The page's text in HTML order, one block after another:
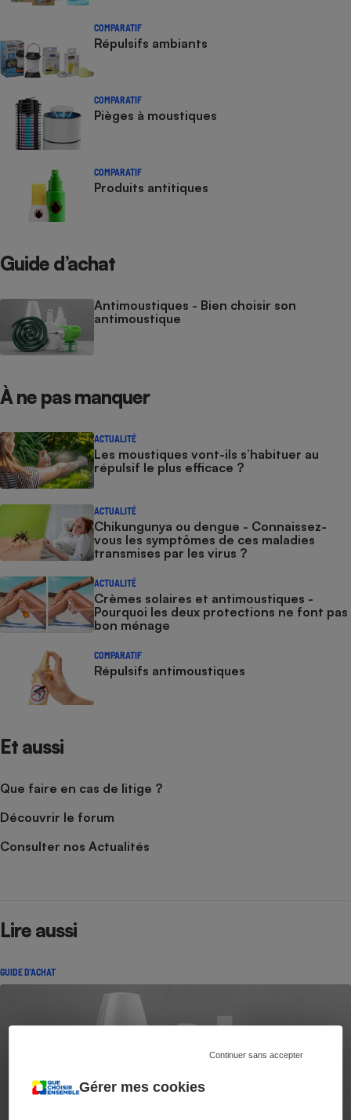
Gérer mes cookies
Continuer sans accepter
COMPARATIF
Répulsifs ambiants
COMPARATIF
Pièges à moustiques
COMPARATIF
Produits antitiques
Guide d’achat
Antimoustiques - Bien choisir son
antimoustique
À ne pas manquer
ACTUALITÉ
Les moustiques vont-ils s’habituer au
répulsif le plus efficace ?
ACTUALITÉ
Chikungunya ou dengue - Connaissez-
vous les symptômes de ces maladies
transmises par les virus ?
ACTUALITÉ
Crèmes solaires et antimoustiques -
Pourquoi les deux protections ne font pas
bon ménage
COMPARATIF
Répulsifs antimoustiques
Et aussi
Que faire en cas de litige ?
Découvrir le forum
Consulter nos Actualités
Lire aussi
GUIDE D'ACHAT